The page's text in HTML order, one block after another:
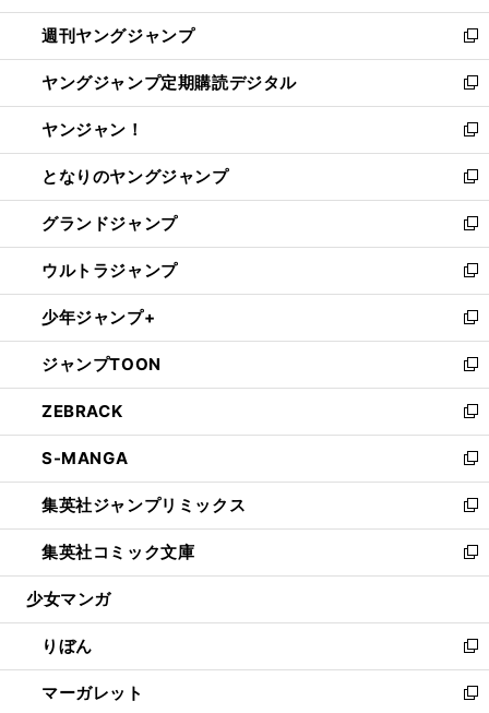
開
く
ウ
で
開
く
ン
ド
ウ
で
開
く
ウ
ィ
ン
ド
ウ
で
開
く
週刊ヤングジャンプ
新
し
い
ウ
ィ
ン
ド
ウ
で
開
く
ヤングジャンプ定期購読デジタル
新
し
い
ウ
ィ
ン
ド
ウ
で
開
く
ヤンジャン！
新
し
い
ウ
ィ
ン
ド
ウ
で
開
く
となりのヤングジャンプ
新
し
い
ウ
ィ
ン
ド
ウ
で
開
く
グランドジャンプ
新
し
い
ウ
ィ
ン
ド
ウ
で
開
く
ウルトラジャンプ
新
し
い
ウ
ィ
ン
ド
ウ
で
開
く
少年ジャンプ+
新
し
い
ウ
ィ
ン
ド
ウ
で
開
く
ジャンプTOON
新
し
い
ウ
ィ
ン
ド
ウ
で
開
ZEBRACK
新
し
い
ウ
ィ
ン
ド
ウ
開
く
S-MANGA
新
し
い
ウ
ィ
ン
ウ
で
開
く
集英社ジャンプリミックス
新
し
い
ウ
ン
ド
ウ
で
集英社コミック文庫
新
し
ウ
ィ
ン
ド
少女マンガ
りぼん
新
し
い
マーガレット
新